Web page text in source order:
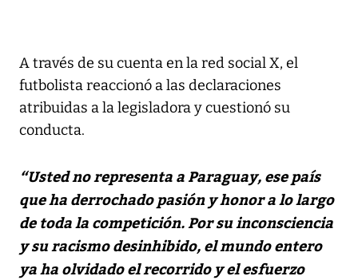
A través de su cuenta en la red social X, el
futbolista reaccionó a las declaraciones
atribuidas a la legisladora y cuestionó su
conducta.
“Usted no representa a Paraguay, ese país
que ha derrochado pasión y honor a lo largo
de toda la competición. Por su inconsciencia
y su racismo desinhibido, el mundo entero
ya ha olvidado el recorrido y el esfuerzo